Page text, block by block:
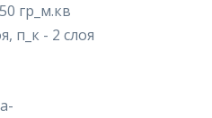
гр_м.кв
п_к - 2 слоя